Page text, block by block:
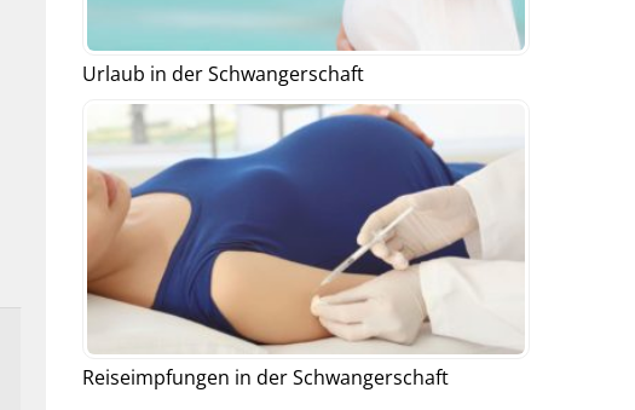
Urlaub in der Schwangerschaft
Reiseimpfungen in der Schwangerschaft